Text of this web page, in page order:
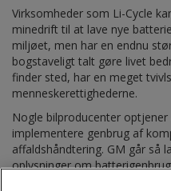
Virksomheder som Li-Cycle
minedrift til at lave nye
miljøet, men har en endnu
bogstaveligt talt gøre livet
finder sted, har en meget
menneskerettighederne.
Nogle bilproducenter
implementere genbrug af
affaldshåndtering. GM går så
oplysninger om